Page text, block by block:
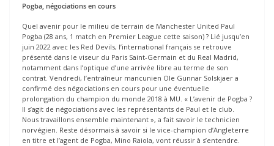
Pogba, négociations en cours
Quel avenir pour le milieu de terrain de Manchester United Paul
Pogba (28 ans, 1 match en Premier League cette saison) ? Lié jusqu’en
juin 2022 avec les Red Devils, l’international français se retrouve
présenté dans le viseur du Paris Saint-Germain et du Real Madrid,
notamment dans l’optique d’une arrivée libre au terme de son
contrat. Vendredi, l’entraîneur mancunien Ole Gunnar Solskjaer a
confirmé des négociations en cours pour une éventuelle
prolongation du champion du monde 2018 à MU. « L’avenir de Pogba ?
Il s’agit de négociations avec les représentants de Paul et le club.
Nous travaillons ensemble maintenant », a fait savoir le technicien
norvégien. Reste désormais à savoir si le vice-champion d’Angleterre
en titre et l’agent de Pogba, Mino Raiola, vont réussir à s’entendre.